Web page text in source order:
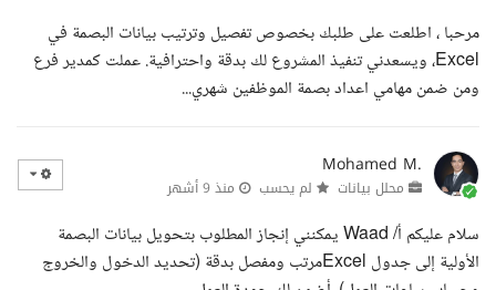
مرحبا ، اطلعت على طلبك بخصوص تفصيل وترتيب بيانات البصمة في
Excel، ويسعدني تنفيذ المشروع لك بدقة واحترافية. عملت كمدير فرع
ومن ضمن مهامي اعداد بصمة الموظفين شهري...
Mohamed M.
محلل بيانات لم يحسب منذ 9 أشهر
سلام عليكم أ/ Waad يمكنني إنجاز المطلوب بتحويل بيانات البصمة
الأولية إلى جدول Excelمرتب ومفصل بدقة (تحديد الدخول والخروج